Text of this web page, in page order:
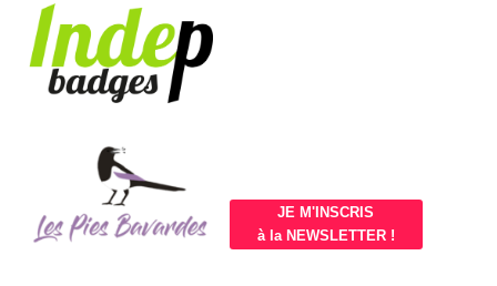
JE M'INSCRIS
à la NEWSLETTER !